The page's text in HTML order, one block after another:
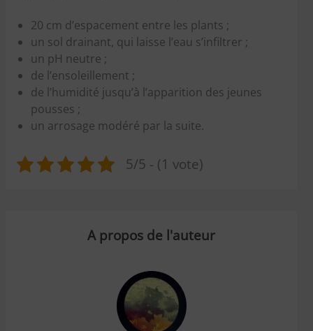
20 cm d’espacement entre les plants ;
un sol drainant, qui laisse l’eau s’infiltrer ;
un pH neutre ;
de l’ensoleillement ;
de l’humidité jusqu’à l’apparition des jeunes
pousses ;
un arrosage modéré par la suite.
5/5 - (1 vote)
A propos de l'auteur